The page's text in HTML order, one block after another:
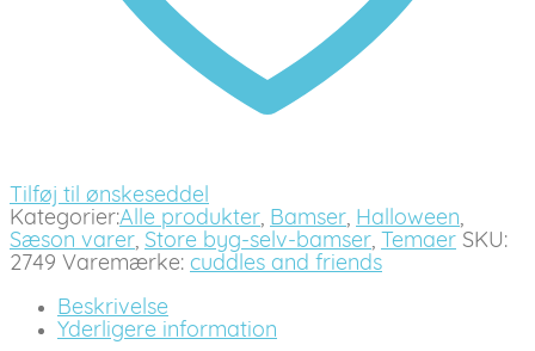
Tilføj til ønskeseddel
Kategorier:Alle produkter, Bamser, Halloween,
Sæson varer, Store byg-selv-bamser, Temaer SKU:
2749 Varemærke: cuddles and friends
Beskrivelse
Yderligere information